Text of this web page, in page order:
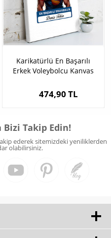
Karikatürlü En Başarılı
Erkek Voleybolcu Kanvas
474,90 TL
Bizi Takip Edin!
ederek sitemizdeki yeniliklerden
olabilirsiniz.